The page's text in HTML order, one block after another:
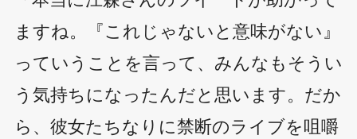
ますね。『これじゃないと意味がない』
っていうことを言って、みんなもそうい
う気持ちになったんだと思います。だか
ら、彼女たちなりに禁断のライブを咀嚼